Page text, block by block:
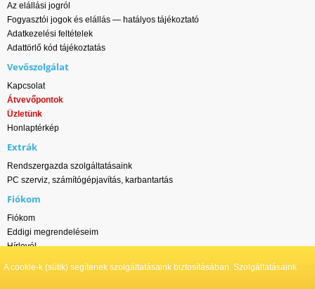
Az elállási jogról
Fogyasztói jogok és elállás — hatályos tájékoztató
Adatkezelési feltételek
Adattörlő kód tájékoztatás
Vevőszolgálat
Kapcsolat
Átvevőpontok
Üzletünk
Honlaptérkép
Extrák
Rendszergazda szolgáltatásaink
PC szerviz, számítógépjavítás, karbantartás
Fiókom
Fiókom
Eddigi megrendeléseim
Hírlevél
A cookie-k (sütik) segítenek szolgáltatásaink biztosításában. Szolgáltatásaink